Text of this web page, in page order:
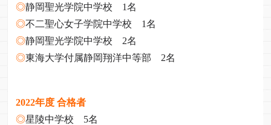
◎静岡聖光学院中学校 1名
◎不二聖心女子学院中学校 1名
◎静岡聖光学院中学校 2名
◎東海大学付属静岡翔洋中等部 2名
2022年度 合格者
◎星陵中学校 5名